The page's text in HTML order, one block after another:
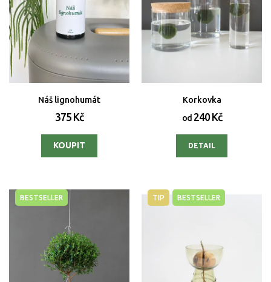
Náš lignohumát
375 Kč
Korkovka
od240 Kč
DETAIL
BESTSELLER TIP BESTSELLER